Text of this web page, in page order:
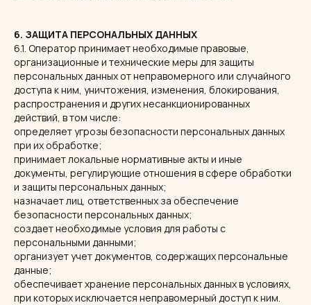
6. ЗАЩИТА ПЕРСОНАЛЬНЫХ ДАННЫХ
6.1. Оператор принимает необходимые правовые,
организационные и технические меры для защиты
персональных данных от неправомерного или случайного
доступа к ним, уничтожения, изменения, блокирования,
распространения и других несанкционированных
действий, в том числе:
определяет угрозы безопасности персональных данных
при их обработке;
принимает локальные нормативные акты и иные
документы, регулирующие отношения в сфере обработки
и защиты персональных данных;
назначает лиц, ответственных за обеспечение
безопасности персональных данных;
создает необходимые условия для работы с
персональными данными;
организует учет документов, содержащих персональные
данные;
обеспечивает хранение персональных данных в условиях,
при которых исключается неправомерный доступ к ним.